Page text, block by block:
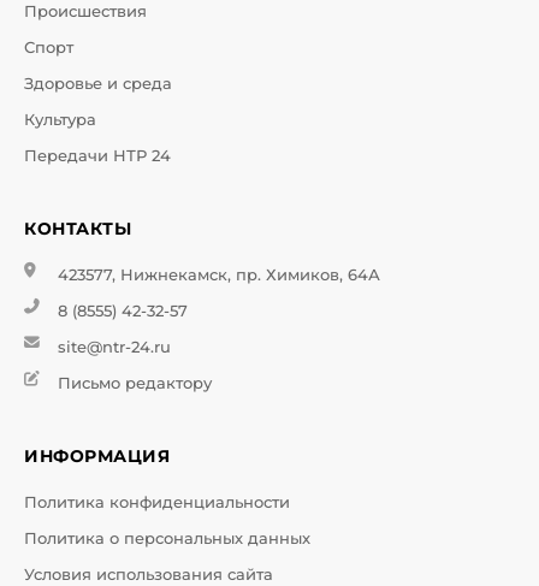
Происшествия
Спорт
Здоровье и среда
Культура
Передачи НТР 24
КОНТАКТЫ
423577, Нижнекамск, пр. Химиков, 64А
8 (8555) 42-32-57
site@ntr-24.ru
Письмо редактору
ИНФОРМАЦИЯ
Политика конфиденциальности
Политика о персональных данных
Условия использования сайта